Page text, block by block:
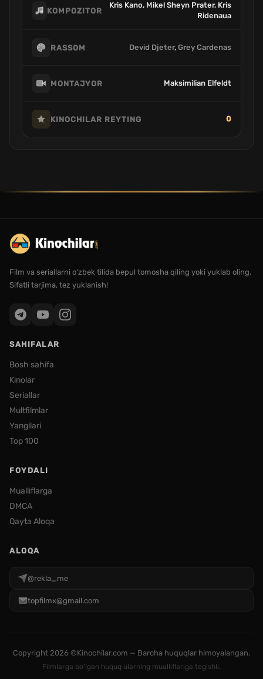
KOMPOZITOR
Kris Kano, Mikel Sheyn Prater, Kris
Ridenaua
RASSOM Devid Djeter, Grey Cardenas
MONTAJYOR Maksimilian Elfeldt
KINOCHILAR REYTING 0
Film va seriallarni o'zbek tilida bepul tomosha qiling yoki yuklab oling.
Sifatli tarjima, tez yuklanish!
SAHIFALAR
Bosh sahifa
Kinolar
Seriallar
Multfilmlar
Yangilari
Top 100
FOYDALI
Mualliflarga
DMCA
Qayta Aloqa
ALOQA
@rekla_me
topfilmx@gmail.com
Copyright 2026 ©Kinochilar.com — Barcha huquqlar himoyalangan.
Filmlarga bo'lgan huquq ularning mualliflariga tegishli.